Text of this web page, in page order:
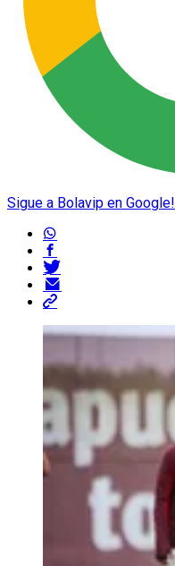
Sigue a Bolavip en Google!